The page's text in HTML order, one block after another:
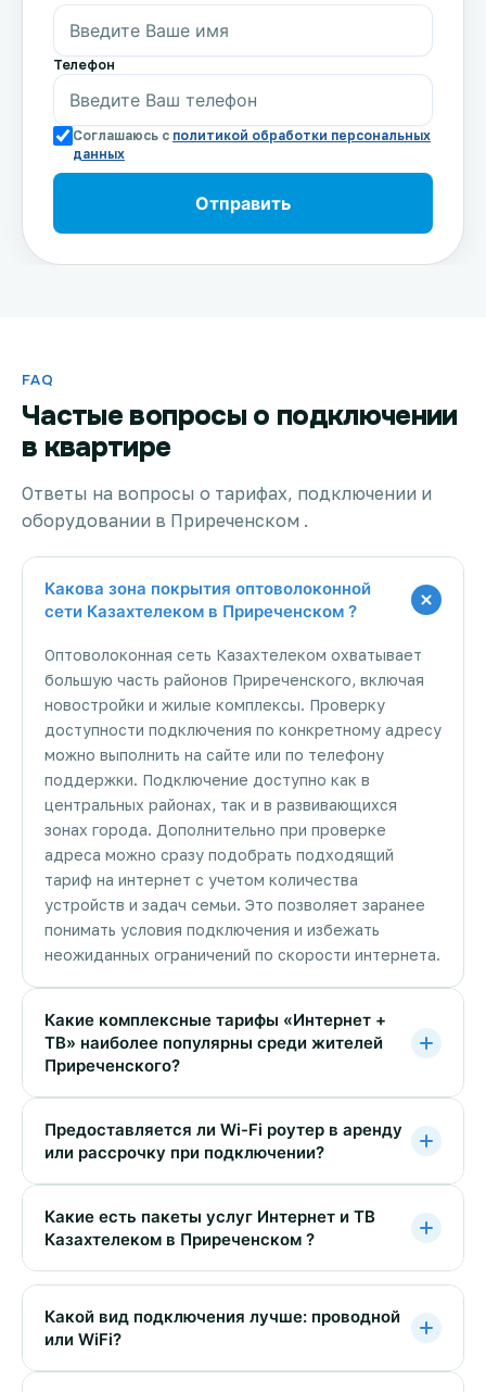
Телефон
Соглашаюсь с политикой обработки персональных
данных
FAQ
Частые вопросы о подключении
в квартире
Ответы на вопросы о тарифах, подключении и
оборудовании в Приреченском .
Какова зона покрытия оптоволоконной
сети Казахтелеком в Приреченском ?
Оптоволоконная сеть Казахтелеком охватывает
большую часть районов Приреченского, включая
новостройки и жилые комплексы. Проверку
доступности подключения по конкретному адресу
можно выполнить на сайте или по телефону
поддержки. Подключение доступно как в
центральных районах, так и в развивающихся
зонах города. Дополнительно при проверке
адреса можно сразу подобрать подходящий
тариф на интернет с учетом количества
устройств и задач семьи. Это позволяет заранее
понимать условия подключения и избежать
неожиданных ограничений по скорости интернета.
Какие комплексные тарифы «Интернет +
ТВ» наиболее популярны среди жителей
Приреченского?
Предоставляется ли Wi-Fi роутер в аренду
или рассрочку при подключении?
Какие есть пакеты услуг Интернет и ТВ
Казахтелеком в Приреченском ?
Какой вид подключения лучше: проводной
или WiFi?